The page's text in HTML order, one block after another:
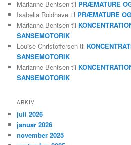
Marianne Bentsen til PRÆMATURE
Isabella Roldhave til PRÆMATURE
Marianne Bentsen til
SANSEMOTORIK
Louise Christoffersen til
SANSEMOTORIK
Marianne Bentsen til
SANSEMOTORIK
ARKIV
juli 2026
januar 2026
november 2025